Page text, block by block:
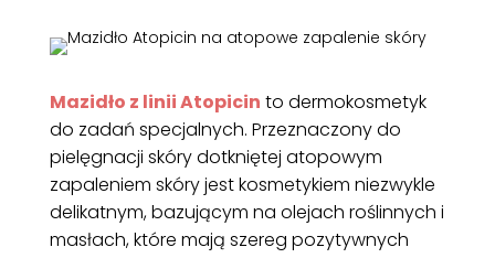
Mazidło z linii Atopicin to dermokosmetyk
do zadań specjalnych. Przeznaczony do
pielęgnacji skóry dotkniętej atopowym
zapaleniem skóry jest kosmetykiem niezwykle
delikatnym, bazującym na olejach roślinnych i
masłach, które mają szereg pozytywnych